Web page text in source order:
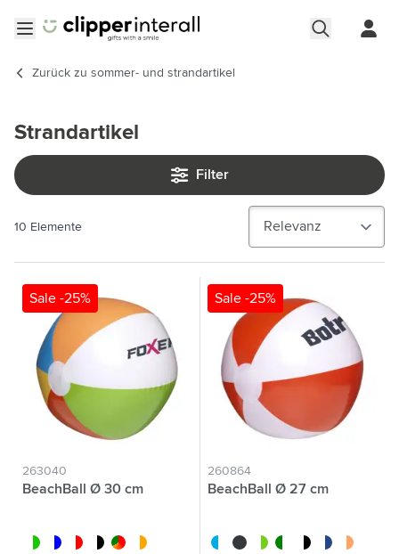
Zurück zu sommer- und strandartikel
Strandartikel
Filter
10 Elemente
Sale -25%
263040
BeachBall Ø 30 cm
blanc/limebleu/blanc
blanc/rouge
blanc/noircustom/multicolor
blanc/orange
Sale -25%
260864
BeachBall Ø 27 cm
blanc/bleu
noir blanc/rouge
blanc/vertblanc/noirblanc/bleu
blanc/